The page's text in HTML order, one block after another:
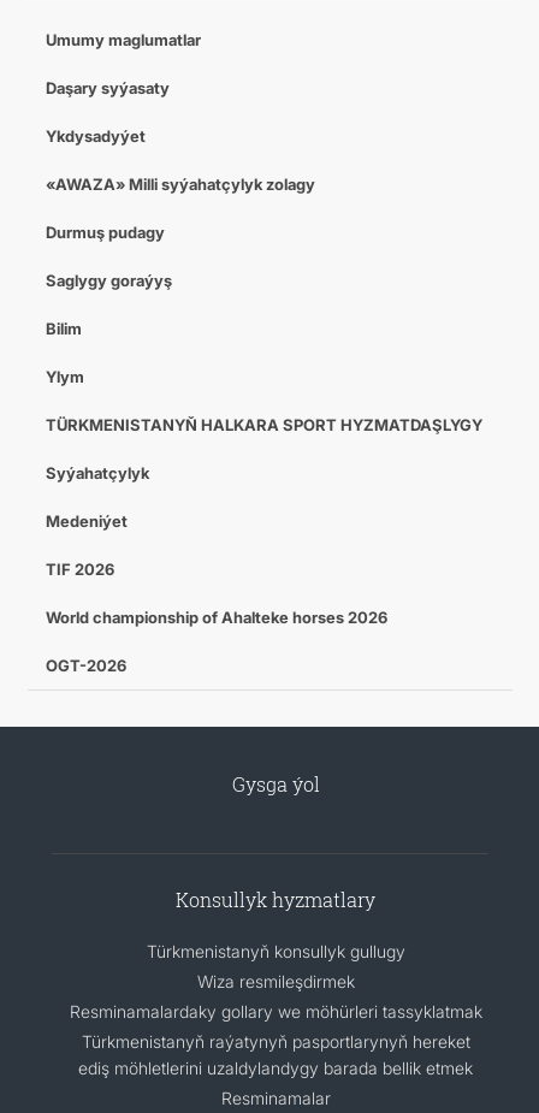
Umumy maglumatlar
Daşary syýasaty
Ykdysadyýet
«AWAZA» Milli syýahatçylyk zolagy
Durmuş pudagy
Saglygy goraýyş
Bilim
Ylym
TÜRKMENISTANYŇ HALKARA SPORT HYZMATDAŞLYGY
Syýahatçylyk
Medeniýet
TIF 2026
World championship of Ahalteke horses 2026
OGT-2026
Gysga ýol
Konsullyk hyzmatlary
Türkmenistanyň konsullyk gullugy
Wiza resmileşdirmek
Resminamalardaky gollary we möhürleri tassyklatmak
Türkmenistanyň raýatynyň pasportlarynyň hereket
ediş möhletlerini uzaldylandygy barada bellik etmek
Resminamalar